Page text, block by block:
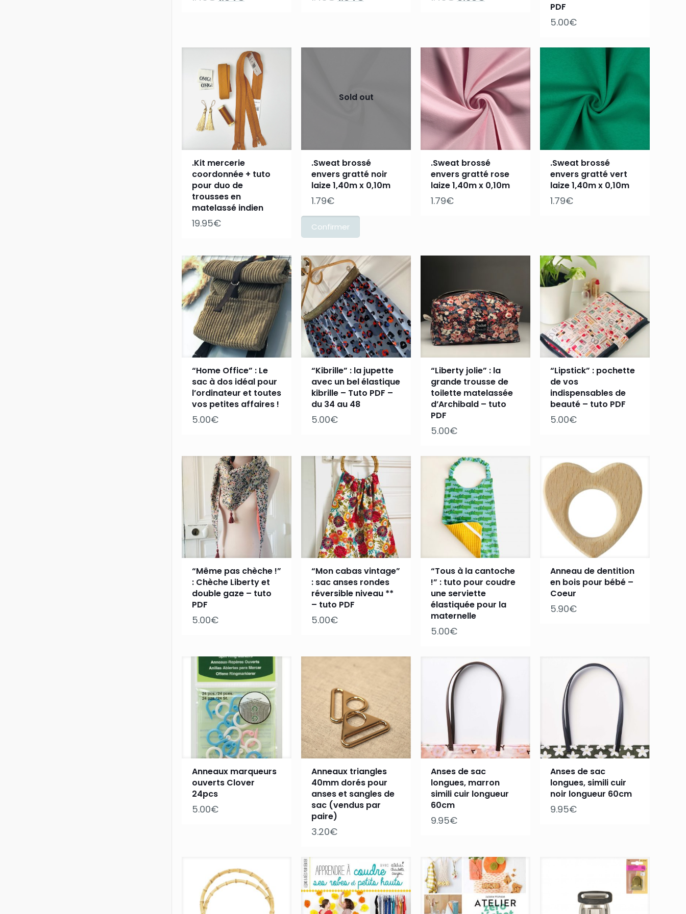
1.49€.1.04€.
1.49€.
0.90€.
PDF
5.00€
.Kit mercerie
coordonnée + tuto
pour duo de
trousses en
matelassé indien
19.95€
Sold out
.Sweat brossé
envers gratté noir
laize 1,40m x 0,10m
1.79€
.Sweat brossé
envers gratté rose
laize 1,40m x 0,10m
1.79€
.Sweat brossé
envers gratté vert
laize 1,40m x 0,10m
1.79€
“Home Office” : Le
sac à dos idéal pour
l’ordinateur et toutes
vos petites affaires !
5.00€
“Kibrille” : la jupette
avec un bel élastique
kibrille – Tuto PDF –
du 34 au 48
5.00€
“Liberty jolie” : la
grande trousse de
toilette matelassée
d’Archibald – tuto
PDF
5.00€
“Lipstick” : pochette
de vos
indispensables de
beauté – tuto PDF
5.00€
“Même pas chèche !”
: Chèche Liberty et
double gaze – tuto
PDF
5.00€
“Mon cabas vintage”
: sac anses rondes
réversible niveau **
– tuto PDF
5.00€
“Tous à la cantoche
!” : tuto pour coudre
une serviette
élastiquée pour la
maternelle
5.00€
Anneau de dentition
en bois pour bébé –
Coeur
5.90€
Anneaux marqueurs
ouverts Clover
24pcs
5.00€
Anneaux triangles
40mm dorés pour
anses et sangles de
sac (vendus par
paire)
3.20€
Anses de sac
longues, marron
simili cuir longueur
60cm
9.95€
Anses de sac
longues, simili cuir
noir longueur 60cm
9.95€